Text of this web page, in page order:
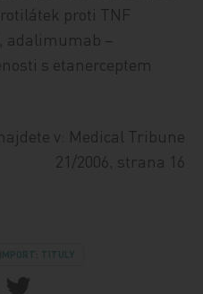
proti TNF
adalimumab –
s etanerceptem
v: Medical Tribune
21/2006, strana 16
IMPORT: TITULY